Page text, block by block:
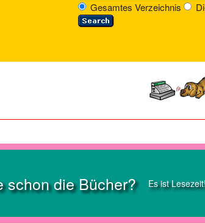
Gesamtes Verzeichnis
schon die Bücher? Es ist